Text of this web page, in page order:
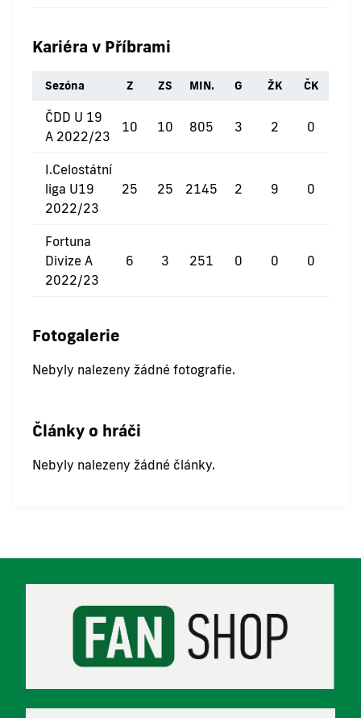
Kariéra v Příbrami
Sezóna Z ZS MIN. G ŽK ČK
ČDD U 19
A 2022/23
10 10 805 3 2 0
I.Celostátní
liga U19
2022/23
25 25 2145 2 9 0
Fortuna
Divize A
2022/23
6 3 251 0 0 0
Fotogalerie
Nebyly nalezeny žádné fotografie.
Články o hráči
Nebyly nalezeny žádné články.